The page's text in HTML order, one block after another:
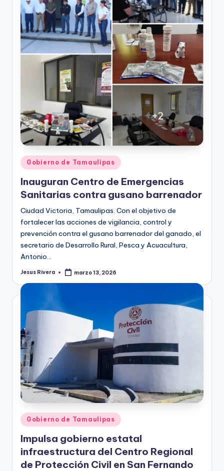
Publicado
en
Gobierno de Tamaulipas
Inauguran Centro de Emergencias
Sanitarias contra gusano barrenador
Ciudad Victoria, Tamaulipas. Con el objetivo de
fortalecer las acciones de vigilancia, control y
prevención contra el gusano barrenador del ganado, el
secretario de Desarrollo Rural, Pesca y Acuacultura,
Antonio…
Publicado
Jesus Rivera marzo 13, 2026
Publicado
en
Gobierno de Tamaulipas
Impulsa gobierno estatal
infraestructura del Centro Regional
de Protección Civil en San Fernando